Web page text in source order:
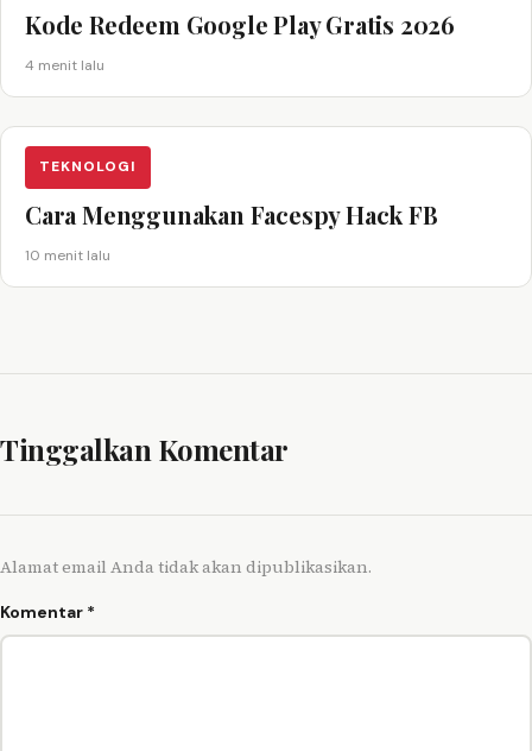
Kode Redeem Google Play Gratis 2026
4 menit lalu
TEKNOLOGI
Cara Menggunakan Facespy Hack FB
10 menit lalu
Tinggalkan Komentar
Alamat email Anda tidak akan dipublikasikan.
Komentar *